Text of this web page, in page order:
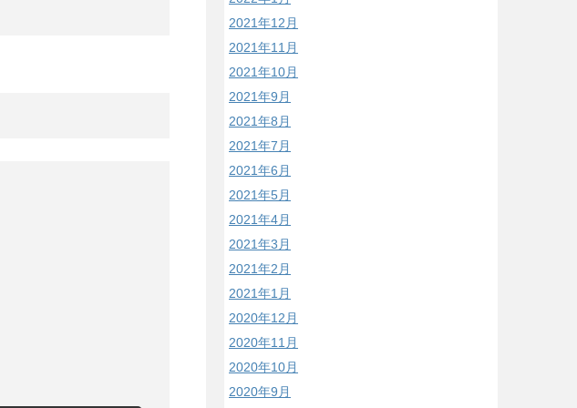
2021年12月
2021年11月
2021年10月
2021年9月
2021年8月
2021年7月
2021年6月
2021年5月
2021年4月
2021年3月
2021年2月
2021年1月
2020年12月
2020年11月
2020年10月
2020年9月